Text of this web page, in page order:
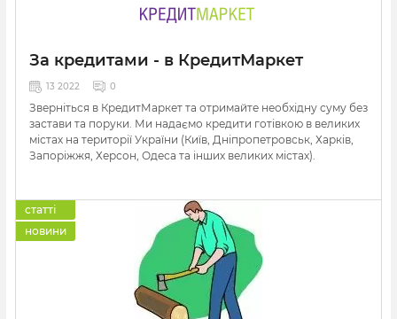
За кредитами - в КредитМаркет
13 2022 0
Зверніться в КредитМаркет та отримайте необхідну суму без
застави та поруки. Ми надаємо кредити готівкою в великих
містах на території України (Київ, Дніпропетровськ, Харків,
Запоріжжя, Херсон, Одеса та інших великих містах).
статті
новини